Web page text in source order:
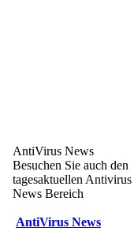
AntiVirus News
Besuchen Sie auch den
tagesaktuellen Antivirus
News Bereich
AntiVirus News